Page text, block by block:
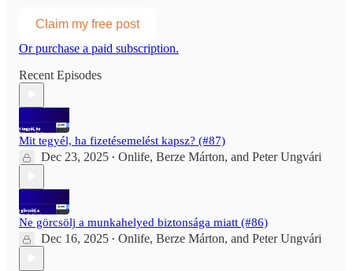
Claim my free post
Or purchase a paid subscription.
Recent Episodes
Mit tegyél, ha fizetésemelést kapsz? (#87)
Dec 23, 2025 • Onlife, Berze Márton, and Peter Ungvári
Ne görcsölj a munkahelyed biztonsága miatt (#86)
Dec 16, 2025 • Onlife, Berze Márton, and Peter Ungvári